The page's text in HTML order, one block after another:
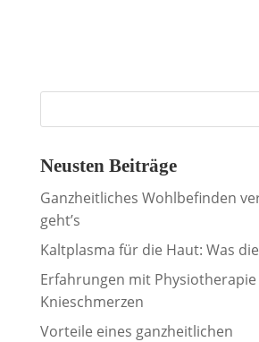
Neusten Beiträge
Ganzheitliches Wohlbefinden
geht’s
Kaltplasma für die Haut: Was
Erfahrungen mit Physiotherapie
Knieschmerzen
Vorteile eines ganzheitlichen